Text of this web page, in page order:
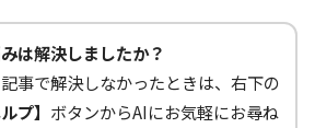
は解決しましたか？
事で解決しなかったときは、右下の
プ】 ボタンからAIにお気軽にお尋ね